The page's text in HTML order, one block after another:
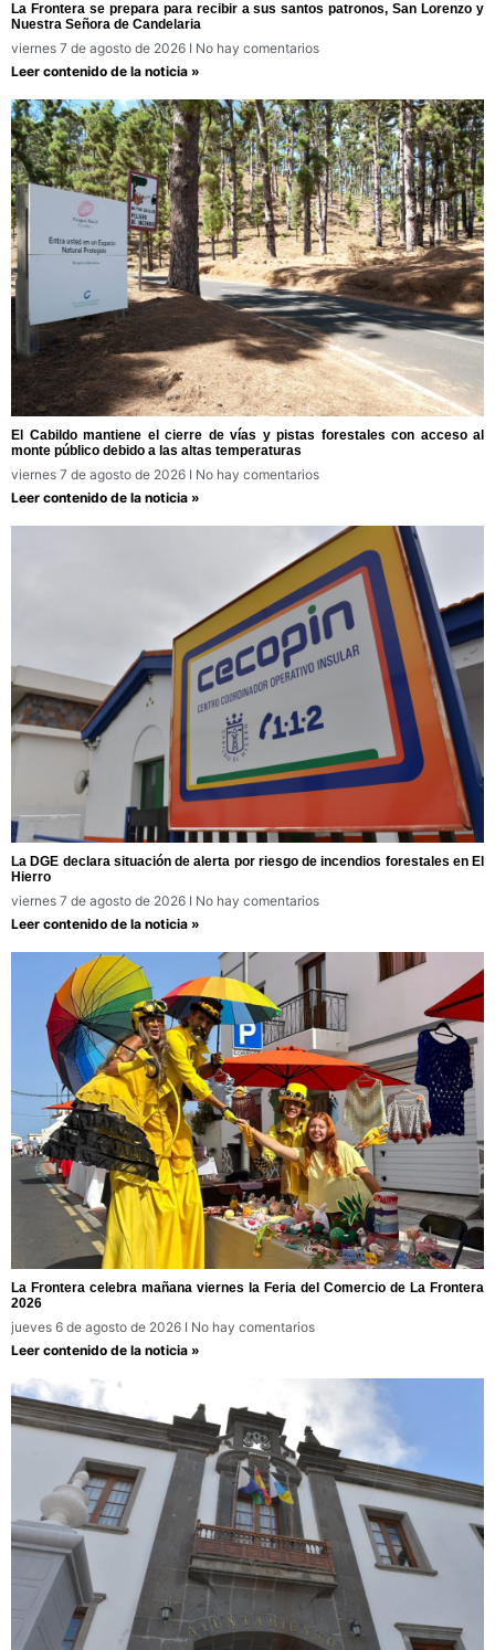
La Frontera se prepara para recibir a sus santos patronos, San Lorenzo y
Nuestra Señora de Candelaria
viernes 7 de agosto de 2026
No hay comentarios
Leer contenido de la noticia »
El Cabildo mantiene el cierre de vías y pistas forestales con acceso al
monte público debido a las altas temperaturas
viernes 7 de agosto de 2026
No hay comentarios
Leer contenido de la noticia »
La DGE declara situación de alerta por riesgo de incendios forestales en El
Hierro
viernes 7 de agosto de 2026
No hay comentarios
Leer contenido de la noticia »
La Frontera celebra mañana viernes la Feria del Comercio de La Frontera
2026
jueves 6 de agosto de 2026
No hay comentarios
Leer contenido de la noticia »